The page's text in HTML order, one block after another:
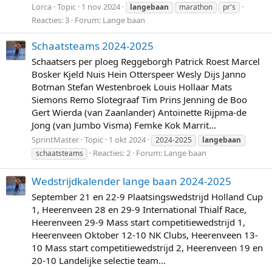
Lorca Topic 1 nov 2024 langebaan marathon pr's
Reacties: 3 Forum: Lange baan
Schaatsteams 2024-2025
Schaatsers per ploeg Reggeborgh Patrick Roest Marcel
Bosker Kjeld Nuis Hein Otterspeer Wesly Dijs Janno
Botman Stefan Westenbroek Louis Hollaar Mats
Siemons Remo Slotegraaf Tim Prins Jenning de Boo
Gert Wierda (van Zaanlander) Antoinette Rijpma-de
Jong (van Jumbo Visma) Femke Kok Marrit...
SprintMaster Topic 1 okt 2024 2024-2025
langebaan
schaatsteams
Reacties: 2 Forum: Lange baan
Wedstrijdkalender lange baan 2024-2025
September 21 en 22-9 Plaatsingswedstrijd Holland Cup
1, Heerenveen 28 en 29-9 International Thialf Race,
Heerenveen 29-9 Mass start competitiewedstrijd 1,
Heerenveen Oktober 12-10 NK Clubs, Heerenveen 13-
10 Mass start competitiewedstrijd 2, Heerenveen 19 en
20-10 Landelijke selectie team...